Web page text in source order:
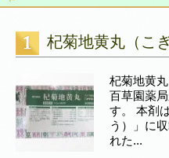
杞菊地黄丸（こ
杞菊地黄
百草園薬
す。 本剤
う）」に
れた...